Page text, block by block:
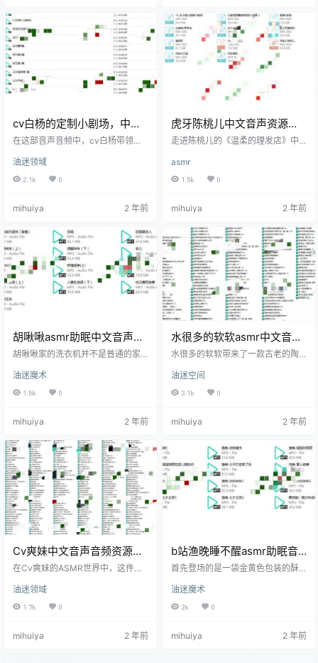
程中，小雅逐渐揭开了花园隐藏的
秘密。 文末有资源下载地址 音声作
品开始时，cv顾芷以轻柔的声音引
导听众进入小雅的梦境。她细致地
描述了花园中的每一处景色，从绽
放…
而有趣。 文末有资源下载地址 她将
滑板轻轻放在膝上，用指尖轻敲板
面，发出“哒哒”的声音，像雨滴落在
窗台，轻柔而又节奏分明。接着，
她用指甲轻刮过滑板的边缘，声…
cv白杨的定制小剧场，中文
音声音频在线收听
在这部音声音频中，cv白杨带领听
便充满了鸟鸣和树叶沙沙作响的自
然声音，让人仿佛置身于一个真实
的森林环境中。她的声音温暖而平
领听众逐步探索这片森林的每一个
博主用细腻的描述带领听众走过一
条小径，脚下的树叶发出轻微的碎
裂声。接着，他停下脚步，轻声细
语地描述周围的景象：高大的树
木、翠绿的灌木丛，还有偶尔穿梭
其间的…
油迷领域
2.1k 0
mihuiya 2 年前
虎牙陈桃儿中文音声资源鉴
赏
走进陈桃儿的《温柔的理发店》中
的理发店，阳光透过窗户洒进来，
空气中弥漫着淡淡的洗发水香气。
音频一开始，陈桃儿用轻柔的声音
让你感受到一种亲切的氛围。她缓
到剪发，再到最后的吹发，每一个
步骤都详细而温柔。 文末有资源下
载地址 洗发的环节，她用细腻的声
音模仿水流的声音，仿佛你能感觉
到温水轻轻地流过头皮。接着，她
用手指…
asmr
1.5k 0
mihuiya 2 年前
胡啾啾asmr助眠中文音声音
频赏析
胡啾啾家的洗衣机并不是普通的家
仿佛有着千年智慧的积淀。外壳是
闪亮的不锈钢材质，透着冰冷的质
士，默默伫立在角落里。洗衣机的
是某种仪式，沉重却又充满力量。
文末有资源下载地址 胡啾啾开始用
它进行ASMR助眠，声音缓缓从洗衣
机的肚子里溢出。先是“哗哗”的水流
声，那声音如同清晨河边的水声…
油迷魔术
1.5k 0
mihuiya 2 年前
水很多的软软asmr中文音声
助眠视频赏析
水很多的软软带来了一款古老的陶
爷的爷爷手里传下来的。瓶身高约
三十厘米，通体呈现出暗红色的釉
缘有些许磨损，像是经过了无数次
龙纹图案，虽然颜色已经有些褪
去，但依旧能看出那龙腾云驾雾的
威风。 文末有资源下载地址 软软用
手指轻轻划过瓶身，指甲与陶瓷摩
擦发出轻微的沙沙声，仿佛风吹过
干枯的树…
油迷空间
3.1k 0
mihuiya 2 年前
Cv爽妹中文音声音频资源预
览
在Cv爽妹的ASMR世界中，这件丝
一。这件睡衣通体泛着细腻的光
泽，仿佛夏夜的微风轻拂过水面的
最柔软的云朵。睡衣的颜色是浅粉
油迷领域
1.7k 0
mihuiya 2 年前
b站渔晚睡不醒asmr助眠音
声音频资源
首先登场的是一袋金黄色包装的酥
懒洋洋的太阳，散发着微微的金
光。袋子高约二十厘米，宽十厘
到那种酥脆的口感。摸起来，包装
油迷魔术
2k 0
mihuiya 2 年前